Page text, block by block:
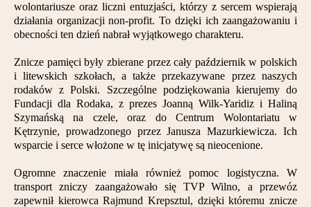
Trasy
Darczyńcy
Partnerzy
Kontakt
wolontariusze oraz liczni entuzjaści, którzy z sercem wspierają
działania organizacji non-profit. To dzięki ich zaangażowaniu i
obecności ten dzień nabrał wyjątkowego charakteru.
Znicze pamięci były zbierane przez cały październik w polskich
i litewskich szkołach, a także przekazywane przez naszych
rodaków z Polski. Szczególne podziękowania kierujemy do
Fundacji dla Rodaka, z prezes Joanną Wilk-Yaridiz i Haliną
Szymańską na czele, oraz do Centrum Wolontariatu w
Kętrzynie, prowadzonego przez Janusza Mazurkiewicza. Ich
wsparcie i serce włożone w tę inicjatywę są nieocenione.
Ogromne znaczenie miała również pomoc logistyczna. W
transport zniczy zaangażowało się TVP Wilno, a przewóz
zapewnił kierowca Rajmund Krepsztul, dzięki któremu znicze